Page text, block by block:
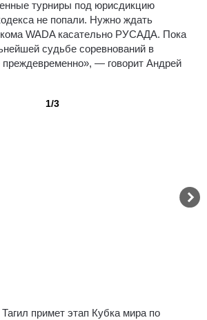
турниры под юрисдикцию
не попали. Нужно ждать
WADA касательно РУСАДА. Пока
судьбе соревнований в
— говорит Андрей
1/3
примет этап Кубка мира по